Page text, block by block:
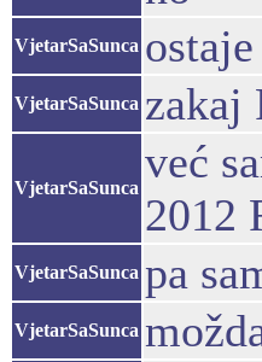
VjetarSaSunca
VjetarSaSunca zakaj
VjetarSaSunca
već
2012
VjetarSaSunca pa
VjetarSaSunca